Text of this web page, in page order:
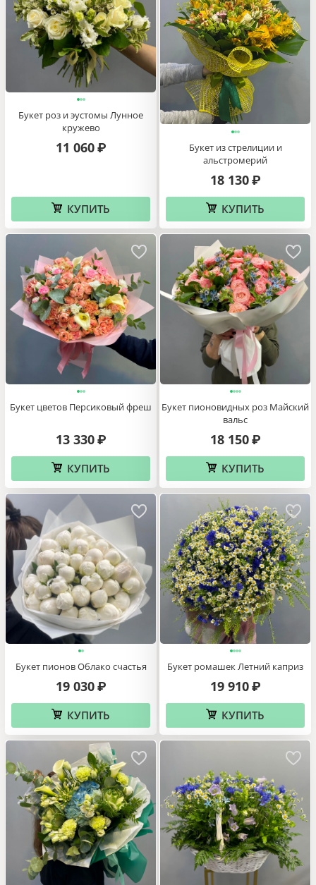
Букет роз и эустомы Лунное
кружево
11 060 ₽
КУПИТЬ
Букет из стрелиции и
альстромерий
18 130 ₽
КУПИТЬ
Букет цветов Персиковый фреш
13 330 ₽
КУПИТЬ
Букет пионовидных роз Майский
вальс
18 150 ₽
КУПИТЬ
Букет пионов Облако счастья
19 030 ₽
КУПИТЬ
Букет ромашек Летний каприз
19 910 ₽
КУПИТЬ